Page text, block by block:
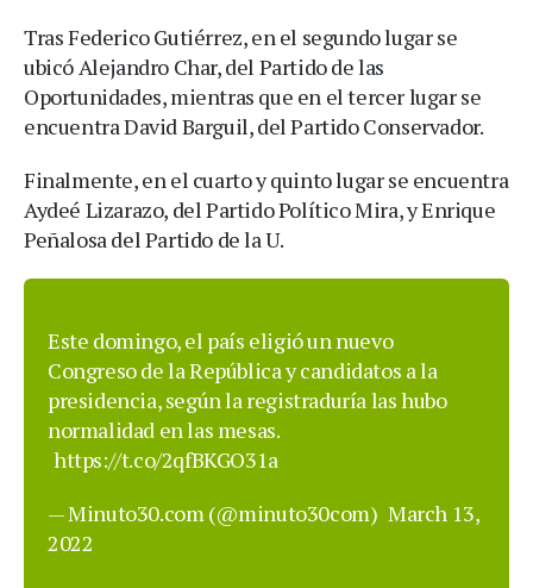
Tras Federico Gutiérrez, en el segundo lugar se
ubicó Alejandro Char, del Partido de las
Oportunidades, mientras que en el tercer lugar se
encuentra David Barguil, del Partido Conservador.
Finalmente, en el cuarto y quinto lugar se encuentra
Aydeé Lizarazo, del Partido Político Mira, y Enrique
Peñalosa del Partido de la U.
Este domingo, el país eligió un nuevo
Congreso de la República y candidatos a la
presidencia, según la registraduría las hubo
normalidad en las mesas.
https://t.co/2qfBKGO31a
— Minuto30.com (@minuto30com) March 13,
2022